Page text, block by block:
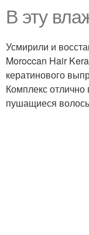
В эту
Усмирили и
Moroccan Hair
кератинового
Комплекс
пушащиеся